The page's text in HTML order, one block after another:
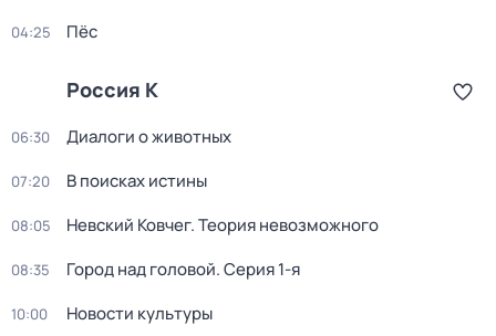
04:25 Пёс
Россия К
06:30 Диалоги о животных
07:20 В поисках истины
08:05 Невский Ковчег. Теория невозможного
08:35 Город над головой. Серия 1-я
10:00 Новости культуры